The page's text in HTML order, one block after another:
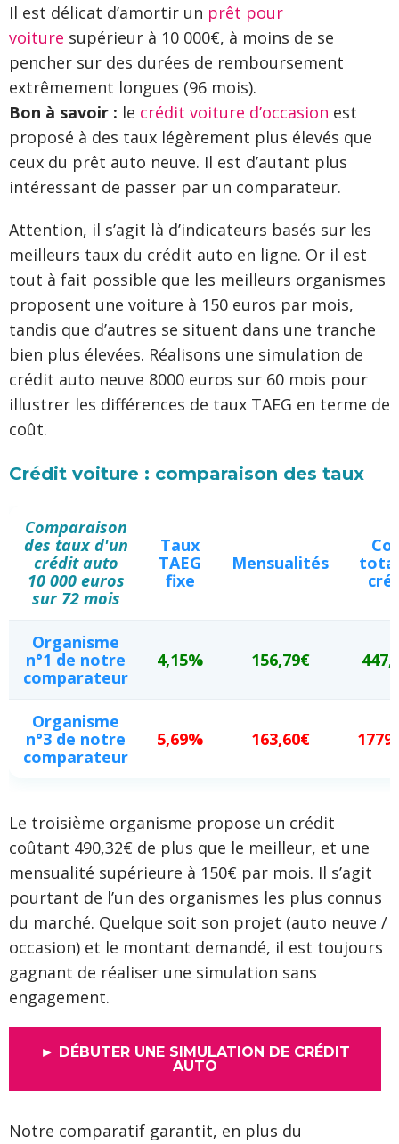
Il est délicat d’amortir un prêt pour
voiture supérieur à 10 000€, à moins de se
pencher sur des durées de remboursement
extrêmement longues (96 mois).
Bon à savoir : le crédit voiture d’occasion est
proposé à des taux légèrement plus élevés que
ceux du prêt auto neuve. Il est d’autant plus
intéressant de passer par un comparateur.
Attention, il s’agit là d’indicateurs basés sur les
meilleurs taux du crédit auto en ligne. Or il est
tout à fait possible que les meilleurs organismes
proposent une voiture à 150 euros par mois,
tandis que d’autres se situent dans une tranche
bien plus élevées. Réalisons une simulation de
crédit auto neuve 8000 euros sur 60 mois pour
illustrer les différences de taux TAEG en terme de
coût.
Crédit voiture : comparaison des taux
Comparaison
des taux d'un
crédit auto
10 000 euros
sur 72 mois
Taux
TAEG
fixe
Mensualités
Organisme
n°1 de notre
comparateur
4,15% 156,79€
Organisme
n°3 de notre
comparateur
5,69% 163,60€
Le troisième organisme propose un crédit
coûtant 490,32€ de plus que le meilleur, et une
mensualité supérieure à 150€ par mois. Il s’agit
pourtant de l’un des organismes les plus connus
du marché. Quelque soit son projet (auto neuve /
occasion) et le montant demandé, il est toujours
gagnant de réaliser une simulation sans
engagement.
► DÉBUTER UNE SIMULATION DE CRÉDIT
AUTO
Notre comparatif garantit, en plus du